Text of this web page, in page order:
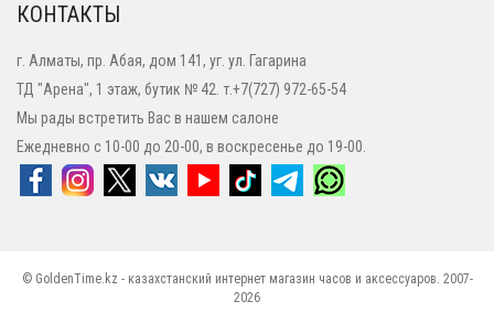
КОНТАКТЫ
г. Алматы, пр. Абая, дом 141, уг. ул. Гагарина
ТД "Арена", 1 этаж, бутик № 42. т.+7(727) 972-65-54
Мы рады встретить Вас в нашем салоне
Ежедневно с 10-00 до 20-00, в воскресенье до 19-00.
© GoldenTime.kz - казахстанский интернет магазин часов и аксессуаров. 2007-
2026